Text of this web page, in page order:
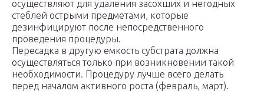
осуществляют для удаления засохших и негодных
стеблей острыми предметами, которые
дезинфицируют после непосредственного
проведения процедуры.
Пересадка в другую емкость субстрата должна
осуществляться только при возникновении такой
необходимости. Процедуру лучше всего делать
перед началом активного роста (февраль, март).